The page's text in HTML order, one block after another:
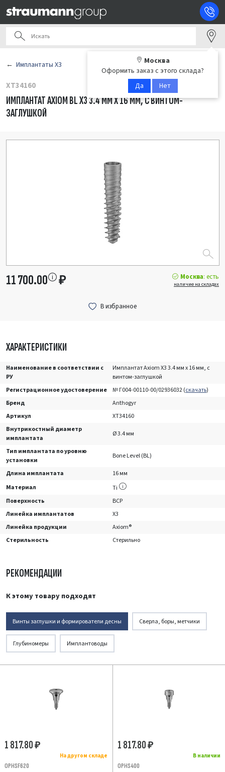
Москва
Оформить заказ с этого склада?
Да
Нет
Имплантаты X3
XT34160
ИМПЛАНТАТ AXIOM BL X3 3.4 ММ X 16 ММ, С ВИНТОМ-
ЗАГЛУШКОЙ
ХАРАКТЕРИСТИКИ
Наименование в соответствии с
РУ
Имплантат Axiom X3 3.4 мм x 16 мм, с
винтом-заглушкой
Регистрационное удостоверение
№ Г004-00110-00/02936032 (скачать)
Бренд
Anthogyr
Артикул
XT34160
Внутрикостный диаметр
имплантата
Ø 3.4 мм
Тип имплантата по уровню
установки
Bone Level (BL)
Длина имплантата
16 мм
Материал
Ti
Поверхность
BCP
Линейка имплантатов
X3
Линейка продукции
Axiom®
Стерильность
Стерильно
11 700.00 ₽ Москва: есть
наличие на складах
РЕКОМЕНДАЦИИ
К этому товару подходят
Винты заглушки и формирователи десны Сверла, боры, метчики
Глубиномеры Имплантоводы
На другом складе
1 817.80₽
OPHSF620
В наличии
1 817.80₽
OPHS400